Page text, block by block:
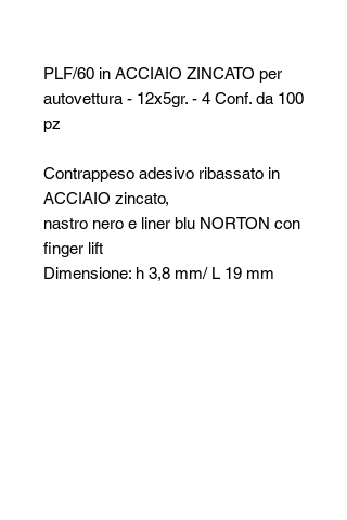
PLF/60 in ACCIAIO ZINCATO per
autovettura - 12x5gr. - 4 Conf. da 100
pz
Contrappeso adesivo ribassato in
ACCIAIO zincato,
nastro nero e liner blu NORTON con
finger lift
Dimensione: h 3,8 mm/ L 19 mm